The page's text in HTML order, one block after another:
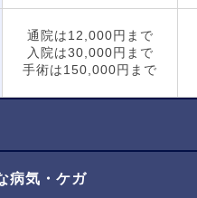
通院は12,000円まで
入院は30,000円まで
手術は150,000円まで
病気・ケガ